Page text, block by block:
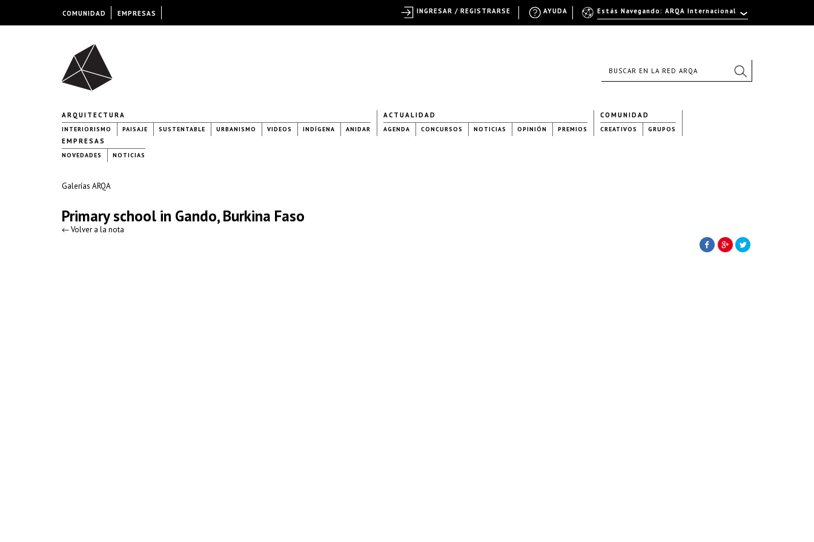
ARQUITECTURA
INTERIORISMO PAISAJE SUSTENTABLE URBANISMO VIDEOS INDÍGENA ANIDAR
ACTUALIDAD
AGENDA CONCURSOS NOTICIAS OPINIÓN PREMIOS
COMUNIDAD
CREATIVOS GRUPOS
EMPRESAS
NOVEDADES NOTICIAS
Galerías ARQA
Primary school in Gando, Burkina Faso
← Volver a la nota
COMUNIDAD EMPRESAS Estás Navegando: ARQA Internacional
AYUDA
INGRESAR / REGISTRARSE